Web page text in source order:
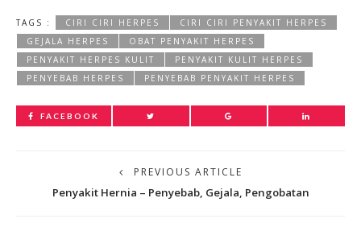
TAGS : CIRI CIRI HERPES
CIRI CIRI PENYAKIT HERPES
GEJALA HERPES
OBAT PENYAKIT HERPES
PENYAKIT HERPES KULIT
PENYAKIT KULIT HERPES
PENYEBAB HERPES
PENYEBAB PENYAKIT HERPES
FACEBOOK
PREVIOUS ARTICLE
Penyakit Hernia – Penyebab, Gejala, Pengobatan